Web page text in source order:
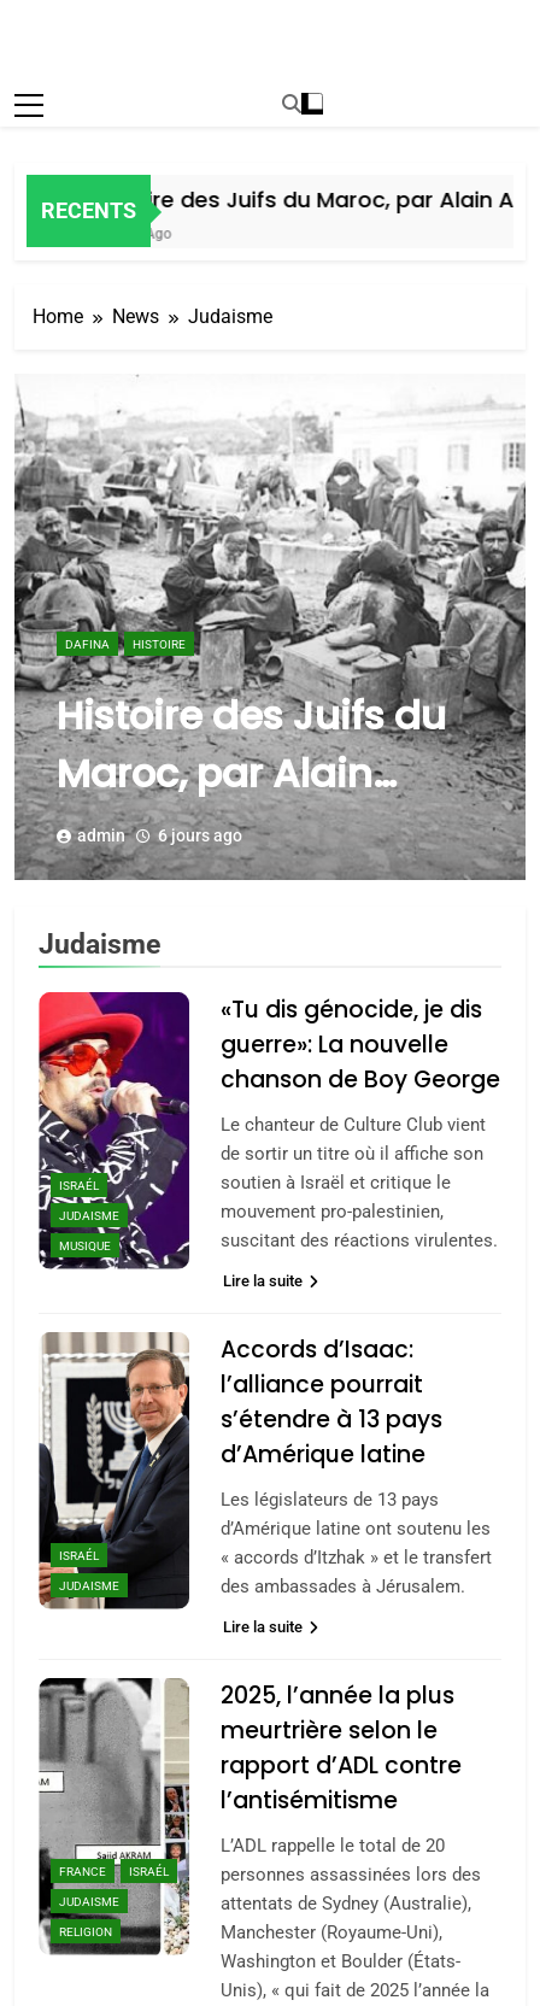
RECENTS
Histoire des Juifs du Maroc, par Alain Amiel
Home News Judaisme
DAFINA HISTOIRE
Histoire des Juifs du
Maroc, par Alain
Amiel
admin 6 jours ago
Judaisme
ISRAÉL
JUDAISME
MUSIQUE
«Tu dis génocide, je dis
guerre»: La nouvelle
chanson de Boy George
Le chanteur de Culture Club vient
de sortir un titre où il affiche son
soutien à Israël et critique le
mouvement pro-palestinien,
suscitant des réactions virulentes.
Lire la suite
ISRAÉL
JUDAISME
Accords d’Isaac:
l’alliance pourrait
s’étendre à 13 pays
d’Amérique latine
Les législateurs de 13 pays
d’Amérique latine ont soutenu les
« accords d’Itzhak » et le transfert
des ambassades à Jérusalem.
Lire la suite
FRANCE
ISRAÉL
JUDAISME
RELIGION
2025, l’année la plus
meurtrière selon le
rapport d’ADL contre
l’antisémitisme
L’ADL rappelle le total de 20
personnes assassinées lors des
attentats de Sydney (Australie),
Manchester (Royaume-Uni),
Washington et Boulder (États-
Unis), « qui fait de 2025 l’année la